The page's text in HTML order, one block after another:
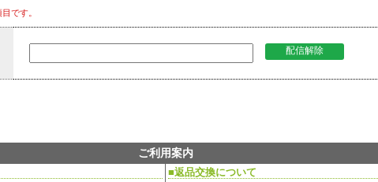
です。
ご利用案内
■返品交換について